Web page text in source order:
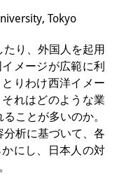
Tokyo
たり、外国人を起用
メージが広範に利
りわけ西洋イメー
れはどのような業
ことが多いのか。
析に基づいて、各
にし、日本人の対